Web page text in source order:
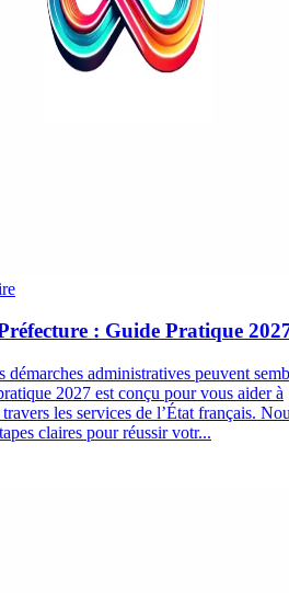
: Guide Pratique
démarches administratives peuvent
2027 est conçu pour vous aider à
les services de l’État français.
claires pour réussir votr...